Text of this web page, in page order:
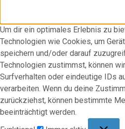
Um dir ein optimales Erlebnis zu
Technologien wie Cookies, um
speichern und/oder darauf
Technologien zustimmst, können
Surfverhalten oder eindeutige IDs
verarbeiten. Wenn du deine
zurückziehst, können bestimmte
beeinträchtigt werden.